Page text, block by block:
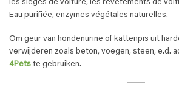
les sièges de voiture, les revêtements de
Eau purifiée, enzymes végétales naturelles.
Om geur van hondenurine of kattenpis uit
verwijderen zoals beton, voegen, steen, e.d.
4Pets te gebruiken.